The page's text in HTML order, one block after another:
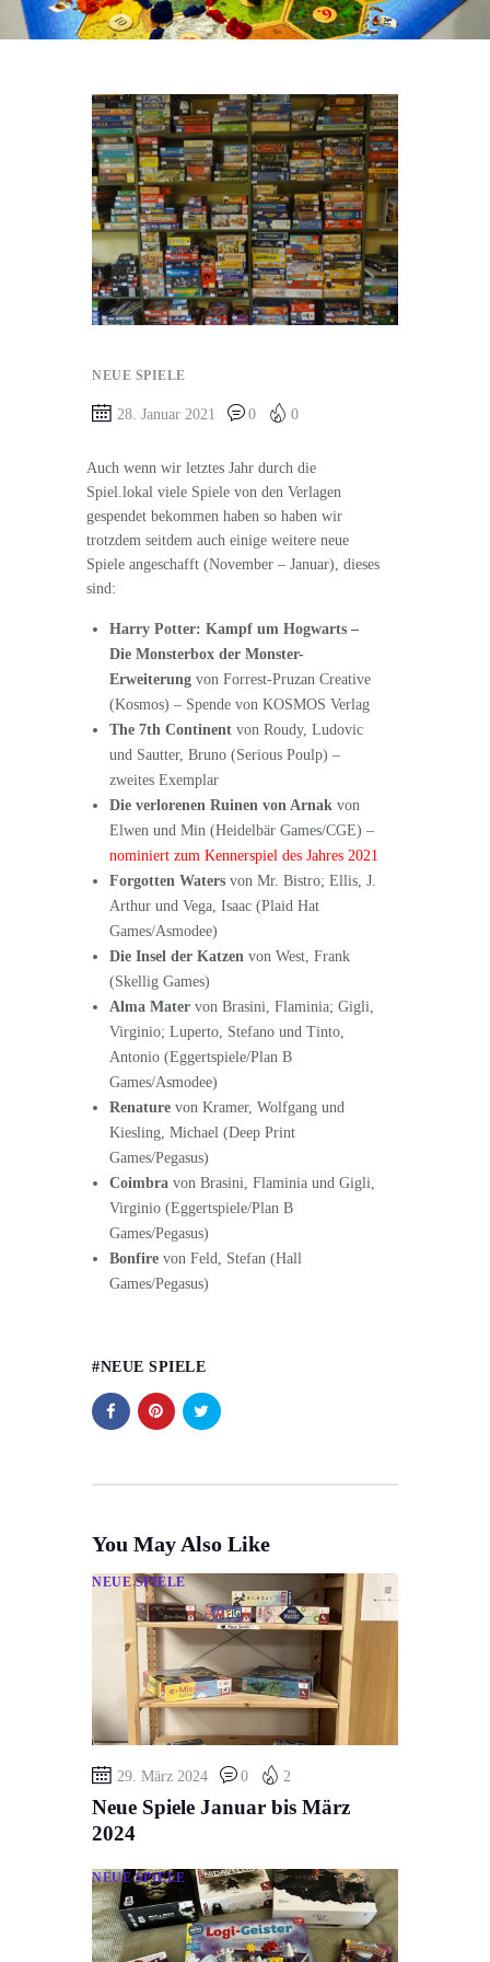
NEUE SPIELE
28. Januar 2021 0 0
Auch wenn wir letztes Jahr durch die
Spiel.lokal viele Spiele von den Verlagen
gespendet bekommen haben so haben wir
trotzdem seitdem auch einige weitere neue
Spiele angeschafft (November – Januar), dieses
sind:
Harry Potter: Kampf um Hogwarts –
Die Monsterbox der Monster-
Erweiterung von Forrest-Pruzan Creative
(Kosmos) – Spende von KOSMOS Verlag
The 7th Continent von Roudy, Ludovic
und Sautter, Bruno (Serious Poulp) –
zweites Exemplar
Die verlorenen Ruinen von Arnak von
Elwen und Min (Heidelbär Games/CGE) –
nominiert zum Kennerspiel des Jahres 2021
Forgotten Waters von Mr. Bistro; Ellis, J.
Arthur und Vega, Isaac (Plaid Hat
Games/Asmodee)
Die Insel der Katzen von West, Frank
(Skellig Games)
Alma Mater von Brasini, Flaminia; Gigli,
Virginio; Luperto, Stefano und Tinto,
Antonio (Eggertspiele/Plan B
Games/Asmodee)
Renature von Kramer, Wolfgang und
Kiesling, Michael (Deep Print
Games/Pegasus)
Coimbra von Brasini, Flaminia und Gigli,
Virginio (Eggertspiele/Plan B
Games/Pegasus)
Bonfire von Feld, Stefan (Hall
Games/Pegasus)
NEUE SPIELE
You May Also Like
NEUE SPIELE
29. März 2024 0 2
Neue Spiele Januar bis März
2024
NEUE SPIELE